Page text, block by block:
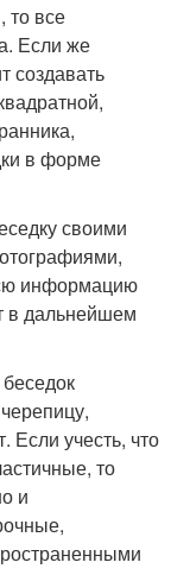
то все
Если же
создавать
в форме
своими
информацию
в дальнейшем
Если учесть, что
то
и